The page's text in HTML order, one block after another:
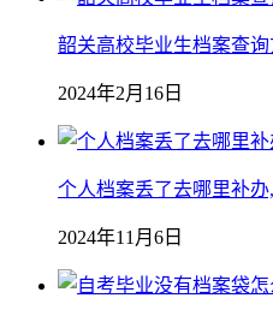
韶关高校毕业生档案查
2024年2月16日
个人档案丢了去哪里补
2024年11月6日